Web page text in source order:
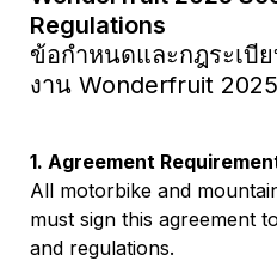
Regulations
ข้อกำหนดและกฎระเบี
งาน Wonderfruit 2025
1. Agreement
All motorbike and
must sign this agreement
and regulations.